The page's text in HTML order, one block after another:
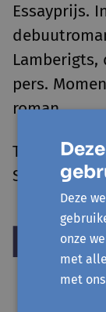
Essayprijs.
pers.
roman.
Tuly
Substack/
Deze
onze
met
met